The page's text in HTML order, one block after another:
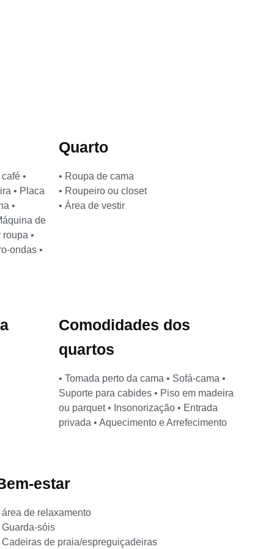
•
• Placa
•
de
•
ondas •
Quarto
• Roupa de cama
• Roupeiro ou closet
• Área de vestir
Comodidades dos
quartos
• Tomada perto da cama • Sofá-cama •
Suporte para cabides • Piso em madeira
ou parquet • Insonorização • Entrada
privada • Aquecimento e Arrefecimento
estar
área de relaxamento
Guarda-sóis
Cadeiras de praia/espreguiçadeiras